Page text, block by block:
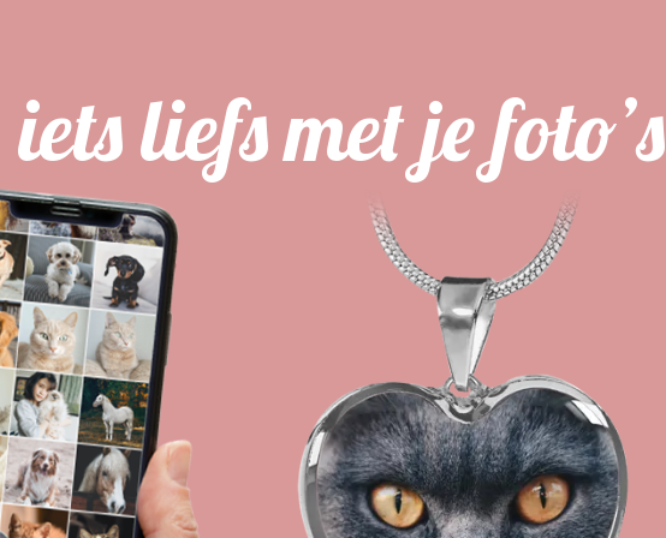
liefs met je foto’s